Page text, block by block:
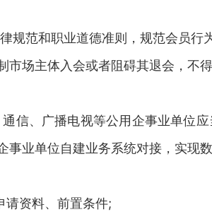
规范和职业道德准则，规范会员行为
市场主体入会或者阻碍其退会，不
信、广播电视等公用企事业单位
业单位自建业务系统对接，实现数
请资料、前置条件;